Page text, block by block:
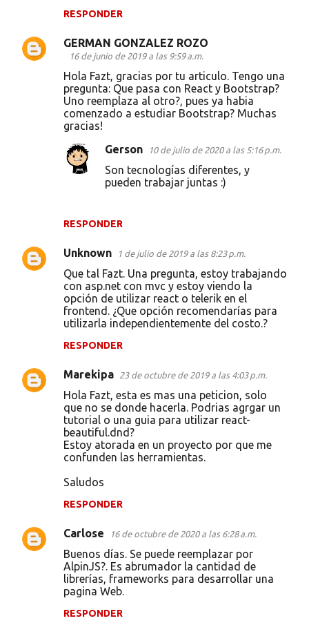
RESPONDER
GERMAN GONZALEZ ROZO
16 de junio de 2019 a las 9:59 a.m.
Hola Fazt, gracias por tu articulo. Tengo una
pregunta: Que pasa con React y Bootstrap?
Uno reemplaza al otro?, pues ya habia
comenzado a estudiar Bootstrap? Muchas
gracias!
RESPONDER
Gerson 10 de julio de 2020 a las 5:16 p.m.
Son tecnologías diferentes, y
pueden trabajar juntas :)
Unknown 1 de julio de 2019 a las 8:23 p.m.
Que tal Fazt. Una pregunta, estoy trabajando
con asp.net con mvc y estoy viendo la
opción de utilizar react o telerik en el
frontend. ¿Que opción recomendarías para
utilizarla independientemente del costo.?
RESPONDER
Marekipa 23 de octubre de 2019 a las 4:03 p.m.
Hola Fazt, esta es mas una peticion, solo
que no se donde hacerla. Podrias agrgar un
tutorial o una guia para utilizar react-
beautiful.dnd?
Estoy atorada en un proyecto por que me
confunden las herramientas.
Saludos
RESPONDER
Carlose 16 de octubre de 2020 a las 6:28 a.m.
Buenos días. Se puede reemplazar por
AlpinJS?. Es abrumador la cantidad de
librerías, frameworks para desarrollar una
pagina Web.
RESPONDER